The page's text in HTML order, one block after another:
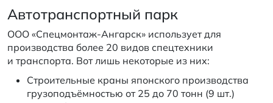
Автотранспортный парк
ООО «Спецмонтаж-Ангарск» использует для
производства более 20 видов спецтехники
и транспорта. Вот лишь некоторые из них:
Строительные краны японского производства
грузоподъёмностью от 25 до 70 тонн (9 шт.)